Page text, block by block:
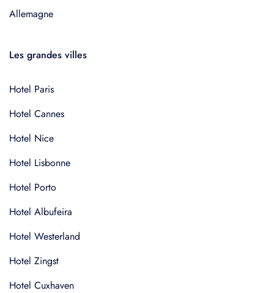
Allemagne
Les grandes villes
Hotel Paris
Hotel Cannes
Hotel Nice
Hotel Lisbonne
Hotel Porto
Hotel Albufeira
Hotel Westerland
Hotel Zingst
Hotel Cuxhaven